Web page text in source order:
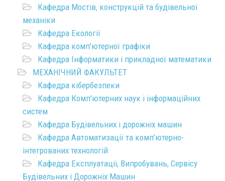
Кафедра Мостів, конструкцій та будівельної
механіки
Кафедра Екології
Кафедра комп'ютерної графіки
Кафедра Інформатики і прикладної математики
МЕХАНІЧНИЙ ФАКУЛЬТЕТ
Кафедра кібербезпеки
Кафедра Комп'ютерних наук і інформаційних
систем
Кафедра Будівельних і дорожніх машин
Кафедра Автоматизації та комп’ютерно-
інтегрованих технологій
Кафедра Експлуатаціі, Випробувань, Сервісу
Будівельних і Дорожніх Машин